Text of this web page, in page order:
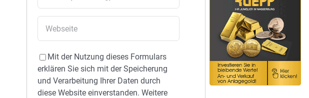
Mit der Nutzung dieses Formulars
erklären Sie sich mit der Speicherung
und Verarbeitung Ihrer Daten durch
diese Website einverstanden. Weitere